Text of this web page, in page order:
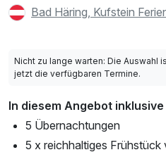
Bad Häring, Kufstein
Nicht zu lange warten: Die Auswahl
jetzt die verfügbaren Termine.
In diesem Angebot inklusive
5 Übernachtungen
5 x reichhaltiges